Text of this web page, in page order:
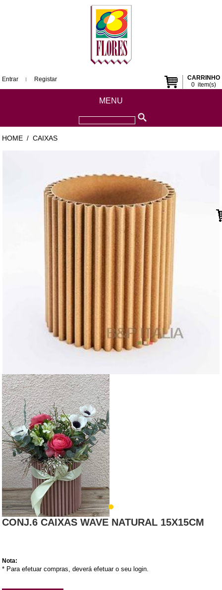
CARRINHO
0item(s)
Entrar Registar
MENU
HOME / CAIXAS
CONJ.6 CAIXAS WAVE NATURAL 15X15CM
Nota:
* Para efetuar compras, deverá efetuar o seu login.